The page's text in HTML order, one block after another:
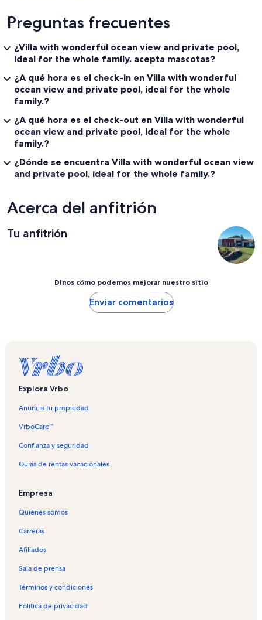
Preguntas frecuentes
¿Villa with wonderful ocean view and private pool,
ideal for the whole family. acepta mascotas?
¿A qué hora es el check-in en Villa with wonderful
ocean view and private pool, ideal for the whole
family.?
¿A qué hora es el check-out en Villa with wonderful
ocean view and private pool, ideal for the whole
family.?
¿Dónde se encuentra Villa with wonderful ocean view
and private pool, ideal for the whole family.?
Acerca del anfitrión
Tu anfitrión
Dinos cómo podemos mejorar nuestro sitio
Enviar comentarios
Explora Vrbo
Anuncia tu propiedad
VrboCare™
Confianza y seguridad
Guías de rentas vacacionales
Empresa
Quiénes somos
Carreras
Afiliados
Sala de prensa
Términos y condiciones
Política de privacidad